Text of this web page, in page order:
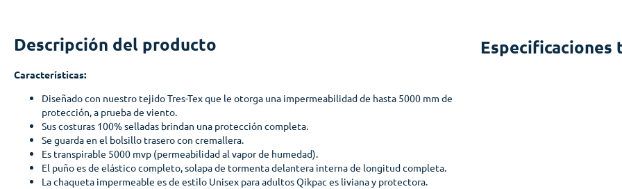
Descripción del producto
Características:
Diseñado con nuestro tejido Tres-Tex que le otorga una impermeabilidad de hasta 5000 mm de
protección, a prueba de viento.
Sus costuras 100% selladas brindan una protección completa.
Se guarda en el bolsillo trasero con cremallera.
Es transpirable 5000 mvp (permeabilidad al vapor de humedad).
El puño es de elástico completo, solapa de tormenta delantera interna de longitud completa.
La chaqueta impermeable es de estilo Unisex para adultos Qikpac es liviana y protectora.
Especificaciones